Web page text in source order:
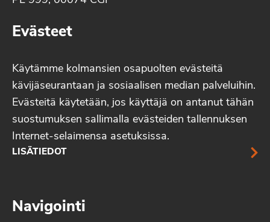
Evästeet
Käytämme kolmansien osapuolten evästeitä
kävijäseurantaan ja sosiaalisen median palveluihin.
Evästeitä käytetään, jos käyttäjä on antanut tähän
suostumuksen sallimalla evästeiden tallennuksen
Internet-selaimensa asetuksissa.
LISÄTIEDOT
Navigointi